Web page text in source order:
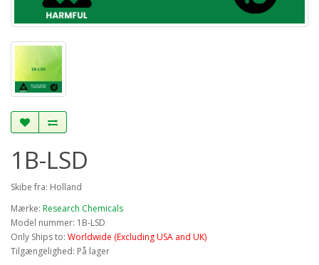
1B-LSD
Skibe fra: Holland
Mærke: Research Chemicals
Model nummer: 1B-LSD
Only Ships to: Worldwide (Excluding USA and UK)
Tilgængelighed: På lager